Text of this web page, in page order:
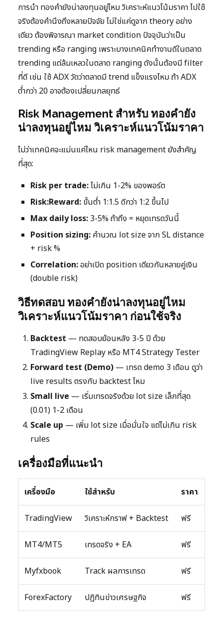
การนำ ทองคำยังน่าลงทุนอยู่ไหม วิเคราะห์แนวโน้มราคา ไปใช้
จริงต้องคำนึงถึงหลายปัจจัย ไม่ใช่แค่ดูจาก theory อย่าง
เดียว ต้องพิจารณา market condition ปัจจุบันว่าเป็น
trending หรือ ranging เพราะบางเทคนิคทำงานดีในตลาด
trending แต่ล้มเหลวในตลาด ranging ดังนั้นต้องมี filter
ที่ดี เช่น ใช้ ADX วัดว่าตลาดมี trend แข็งแรงไหม ถ้า ADX
ต่ำกว่า 20 อาจต้องเปลี่ยนกลยุทธ์
Risk Management สำหรับ ทองคำยัง
น่าลงทุนอยู่ไหม วิเคราะห์แนวโน้มราคา
ไม่ว่าเทคนิคจะแม่นแค่ไหน risk management ยังสำคัญ
ที่สุด:
Risk per trade:ไม่เกิน 1-2% ของพอร์ต
Risk:Reward: ขั้นต่ำ 1:1.5 ดีกว่า 1:2 ขึ้นไป
Max daily loss: 3-5% ถ้าถึง = หยุดเทรดวันนี้
Position sizing: คำนวณ lot size จาก SL distance
+ risk %
Correlation:อย่าเปิด position เดียวกันหลายคู่เงิน
(double risk)
วิธีทดสอบ ทองคำยังน่าลงทุนอยู่ไหม
วิเคราะห์แนวโน้มราคา ก่อนใช้จริง
Backtest — ทดสอบย้อนหลัง 3-5 ปี ด้วย
TradingView Replay หรือ MT4 Strategy Tester
Forward test (Demo) — เทรด demo 3 เดือน ดูว่า
live results ตรงกับ backtest ไหม
Small live — เริ่มเทรดจริงด้วย lot size เล็กที่สุด
(0.01) 1-2 เดือน
Scale up — เพิ่ม lot size เมื่อมั่นใจ แต่ไม่เกิน risk
rules
เครื่องมือที่แนะนำ
เครื่องมือ ใช้สำหรับ ราคา
TradingView วิเคราะห์กราฟ + Backtest ฟรี
MT4/MT5 เทรดจริง + EA ฟรี
Myfxbook Track ผลการเทรด ฟรี
ForexFactory ปฏิทินข่าวเศรษฐกิจ ฟรี